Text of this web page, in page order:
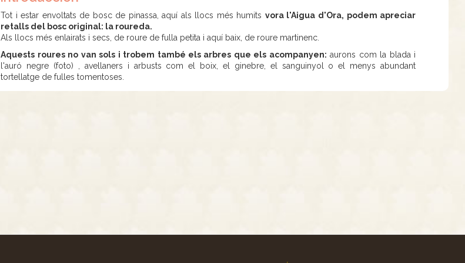
Tot i estar envoltats de bosc de pinassa, aquí als llocs més humits vora l'Aigua d'Ora, podem apreciar
retalls del bosc original: la roureda.
Als llocs més enlairats i secs, de roure de fulla petita i aquí baix, de roure martinenc.
Aquests roures no van sols i trobem també els arbres que els acompanyen: aurons com la blada i
l'auró negre (foto) , avellaners i arbusts com el boix, el ginebre, el sanguinyol o el menys abundant
tortellatge de fulles tomentoses.